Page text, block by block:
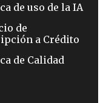
de uso de la IA
de
a Crédito
de Calidad